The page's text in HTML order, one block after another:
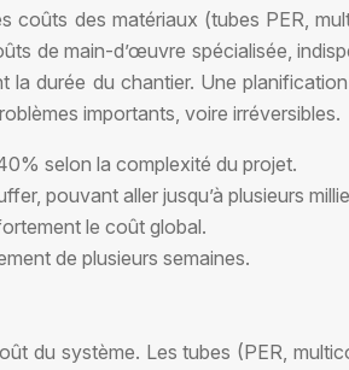
coûts des matériaux (tubes PER,
de main-d’œuvre spécialisée,
durée du chantier. Une
importants, voire irréversibles.
selon la complexité du projet.
pouvant aller jusqu’à plusieurs
le coût global.
de plusieurs semaines.
du système. Les tubes (PER,